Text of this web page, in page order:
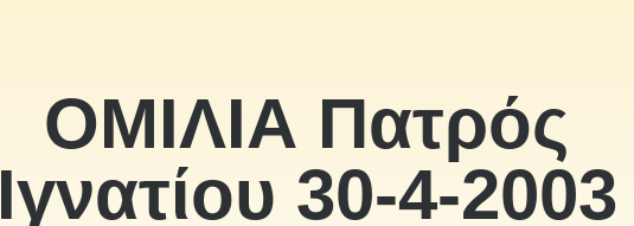
ΟΜΙΛΙΑ Πατρός
Ιγνατίου 30-4-2003